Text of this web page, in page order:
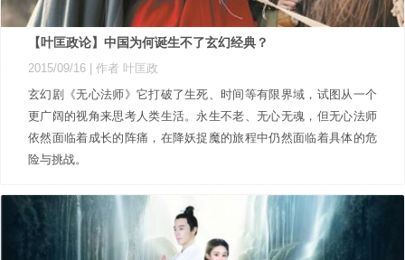
【叶匡政论】中国为何诞生不了玄幻经典？
2015/09/16
| 作者 叶匡政
玄幻剧《无心法师》它打破了生死、时间等有限界域，试图从一个
更广阔的视角来思考人类生活。永生不老、无心无魂，但无心法师
依然面临着成长的阵痛，在降妖捉魔的旅程中仍然面临着具体的危
险与挑战。